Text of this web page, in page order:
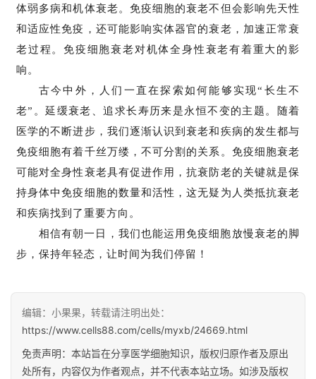
体弱多病和机体衰老。免疫细胞的衰老不但会影响先天性
和适应性免疫，还可能影响实体器官的衰老，加速正常衰
老过程。免疫细胞衰老对机体全身性衰老有着重大的影
响。
古今中外，人们一直在探索如何能够实现“长生不
老”。延缓衰老、追求长寿历来是永恒不变的主题。随着
医学的不断进步，我们逐渐认识到衰老和疾病的发生都与
免疫细胞有着千丝万缕，不可分割的关系。免疫细胞衰老
可能对全身性衰老具有促进作用，抗衰防老的关键就是保
持身体中免疫细胞的数量和活性，这无疑为人类抵抗衰老
和疾病找到了重要方向。
相信有朝一日，我们也能运用免疫细胞放慢衰老的脚
步，保持年轻态，让时间为我们停留！
编辑：小果果，转载请注明出处：
https://www.cells88.com/cells/myxb/24669.html
免责声明：本站旨在分享医学细胞知识，版权归原作者及原出
处所有，内容仅为作者观点，并不代表本站立场。如涉及版权